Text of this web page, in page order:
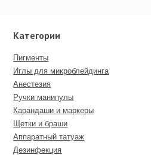
Категории
Пигменты
Иглы для микроблейдинга
Анестезия
Ручки манипулы
Карандаши и маркеры
Щетки и браши
Аппаратный татуаж
Дезинфекция